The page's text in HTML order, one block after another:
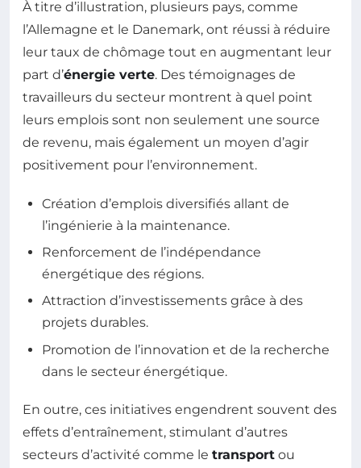
À titre d’illustration, plusieurs pays, comme
l’Allemagne et le Danemark, ont réussi à réduire
leur taux de chômage tout en augmentant leur
part d’énergie verte. Des témoignages de
travailleurs du secteur montrent à quel point
leurs emplois sont non seulement une source
de revenu, mais également un moyen d’agir
positivement pour l’environnement.
Création d’emplois diversifiés allant de
l’ingénierie à la maintenance.
Renforcement de l’indépendance
énergétique des régions.
Attraction d’investissements grâce à des
projets durables.
Promotion de l’innovation et de la recherche
dans le secteur énergétique.
En outre, ces initiatives engendrent souvent des
effets d’entraînement, stimulant d’autres
secteurs d’activité comme le transport ou